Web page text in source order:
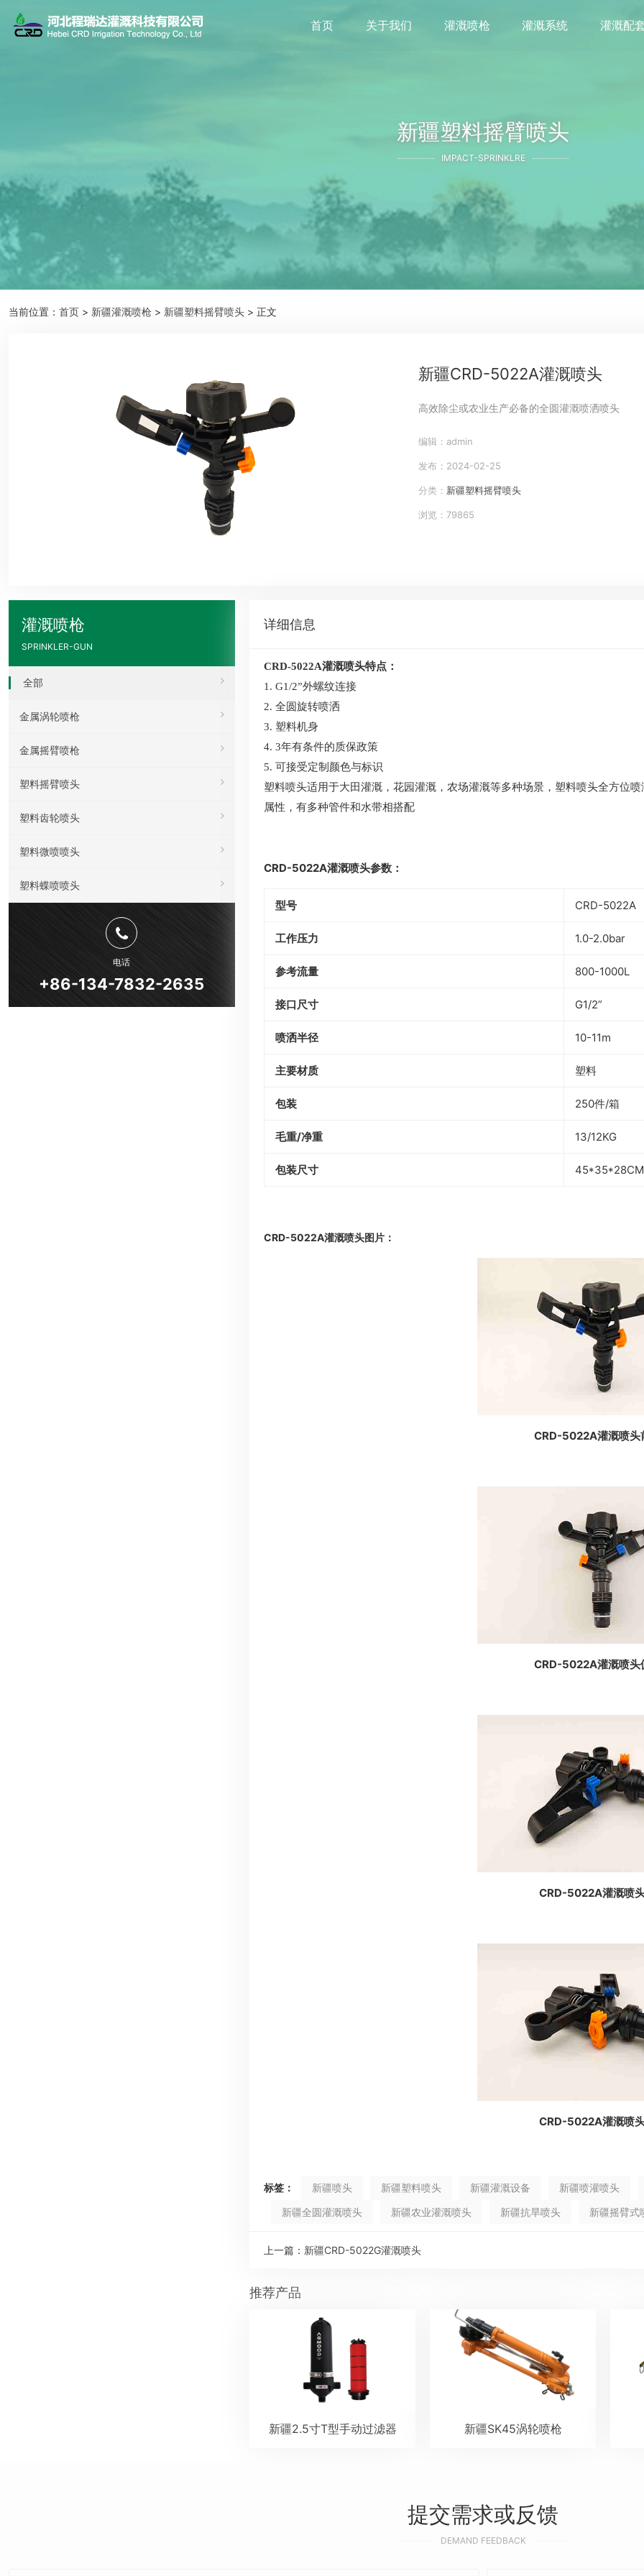
首页 关于我们 灌溉喷枪 灌溉系统 灌溉配
新疆塑料摇臂喷头
IMPACT-SPRINKLRE
当前位置： 首页 > 新疆灌溉喷枪 > 新疆塑料摇臂喷头 > 正文
新疆CRD-5022A灌溉喷头
高效除尘或农业生产必备的全圆灌溉喷洒喷头
编辑：admin
发布：2024-02-25
分类： 新疆塑料摇臂喷头
浏览：79865
灌溉喷枪
SPRINKLER-GUN
全部
金属涡轮喷枪
金属摇臂喷枪
塑料摇臂喷头
塑料齿轮喷头
塑料微喷喷头
塑料蝶喷喷头
电话
+86-134-7832-2635
详细信息
CRD-5022A灌溉喷头特点：
1. G1/2”外螺纹连接
2. 全圆旋转喷洒
3. 塑料机身
4. 3年有条件的质保政策
5. 可接受定制颜色与标识
塑料喷头适用于大田灌溉，花园灌溉，农场灌溉等多种场景，塑料喷头全方位
属性，有多种管件和水带相搭配
CRD-5022A灌溉喷头参数：
型号 CRD-5022A
工作压力 1.0-2.0bar
参考流量 800-1000L
接口尺寸 G1/2”
喷洒半径 10-11m
主要材质 塑料
包装 250件/箱
毛重/净重 13/12KG
包装尺寸 45*35*28CM
CRD-5022A灌溉喷头图片：
CRD-5022A灌溉喷头
CRD-5022A灌溉喷头
CRD-5022A灌溉喷
CRD-5022A灌溉喷
标签： 新疆喷头 新疆塑料喷头 新疆灌溉设备
新疆喷灌喷头
新疆全圆灌溉喷头
新疆农业灌溉喷头 新疆抗旱喷头 新疆摇臂式
上一篇： 新疆CRD-5022G灌溉喷头
推荐产品
新疆2.5寸T型手动过滤器 新疆SK45涡轮喷枪
提交需求或反馈
DEMAND FEEDBACK